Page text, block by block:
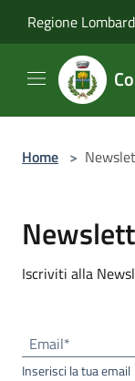
Regione
Home >
Iscriviti alla
Email*
Inserisci la tua email